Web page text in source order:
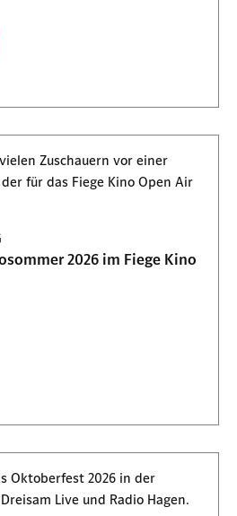
2026 im Fiege Kino